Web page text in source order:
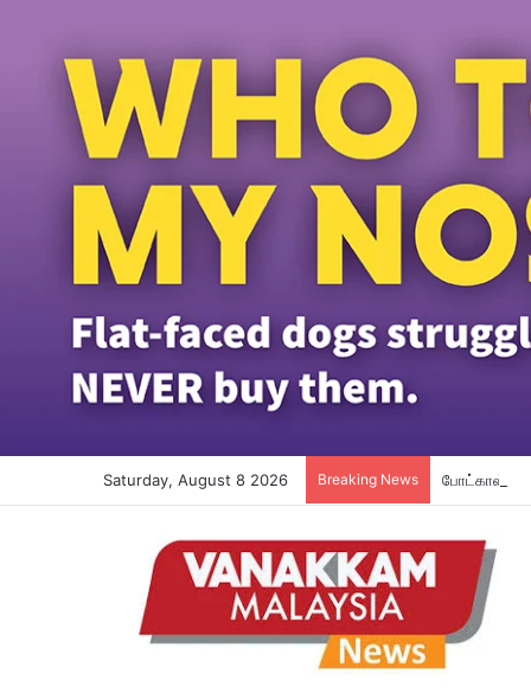
Saturday, August 8 2026 Breaking News போட்காஸ்ட்